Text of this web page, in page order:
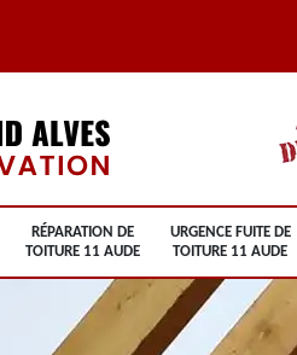
RÉPARATION DE
TOITURE 11 AUDE
URGENCE FUITE DE
TOITURE 11 AUDE